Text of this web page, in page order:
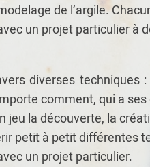
de l’argile.
un projet particulier à
diverses
comment, qui a
jeu la découverte, la
petit à petit différentes
un projet particulier.